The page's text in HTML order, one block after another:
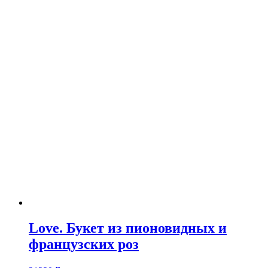
Love. Букет из пионовидных и
французских роз